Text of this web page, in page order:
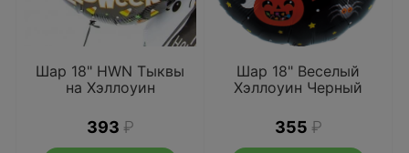
Шар 18" HWN Тыквы
на Хэллоуин
393 ₽
Шар 18" Веселый
Хэллоуин Черный
355 ₽